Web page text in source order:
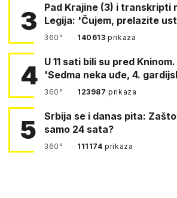
3
Pad Krajine (3) i transkripti
Legija: 'Čujem, prelazite
360° 140613prikaza
4 U 11 sati bili su pred Kninom. Gotovina:
'Sedma neka uđe, 4.
360° 123987prikaza
5
Srbija se i danas pita:
samo 24 sata?
360° 111174prikaza